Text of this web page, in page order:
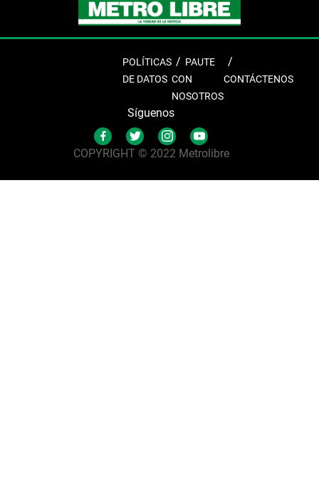
POLÍTICAS
DE DATOS
PAUTE
CON
NOSOTROS
CONTÁCTENOS
Síguenos
COPYRIGHT © 2022 Metrolibre